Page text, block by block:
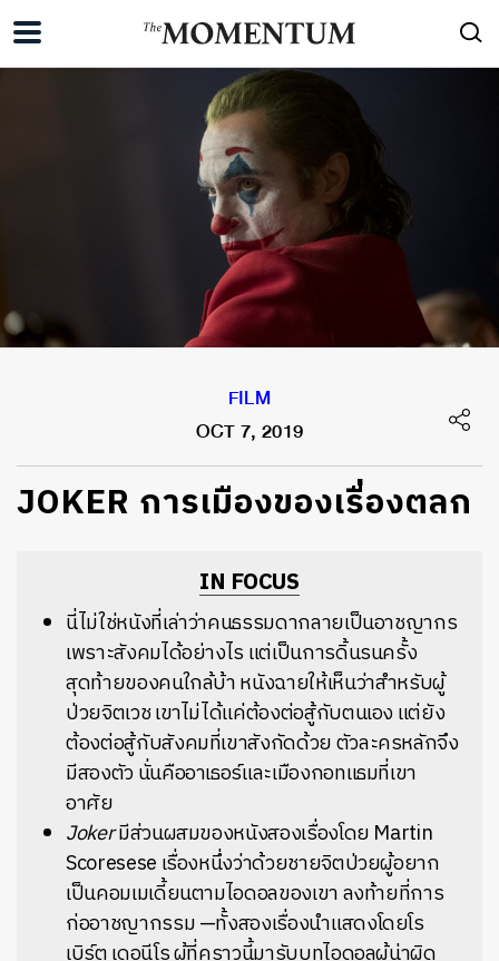
FILM
OCT 7, 2019
JOKER การเมืองของเรื่องตลก
IN FOCUS
นี่ไม่ใช่หนังที่เล่าว่าคนธรรมดากลายเป็นอาชญากร
เพราะสังคมได้อย่างไร แต่เป็นการดิ้นรนครั้ง
สุดท้ายของคนใกล้บ้า หนังฉายให้เห็นว่าสำหรับผู้
ป่วยจิตเวช เขาไม่ได้แค่ต้องต่อสู้กับตนเอง แต่ยัง
ต้องต่อสู้กับสังคมที่เขาสังกัดด้วย ตัวละครหลักจึง
มีสองตัว นั่นคืออาเธอร์และเมืองกอทแธมที่เขา
อาศัย
Jokerมีส่วนผสมของหนังสองเรื่องโดย Martin
Scoresese เรื่องหนึ่งว่าด้วยชายจิตป่วยผู้อยาก
เป็นคอมเมเดี้ยนตามไอดอลของเขา ลงท้ายที่การ
ก่ออาชญากรรม —ทั้งสองเรื่องนำแสดงโดยโร
เบิร์ต เดอนีโร ผู้ที่คราวนี้มารับบทไอดอลผู้น่าผิด